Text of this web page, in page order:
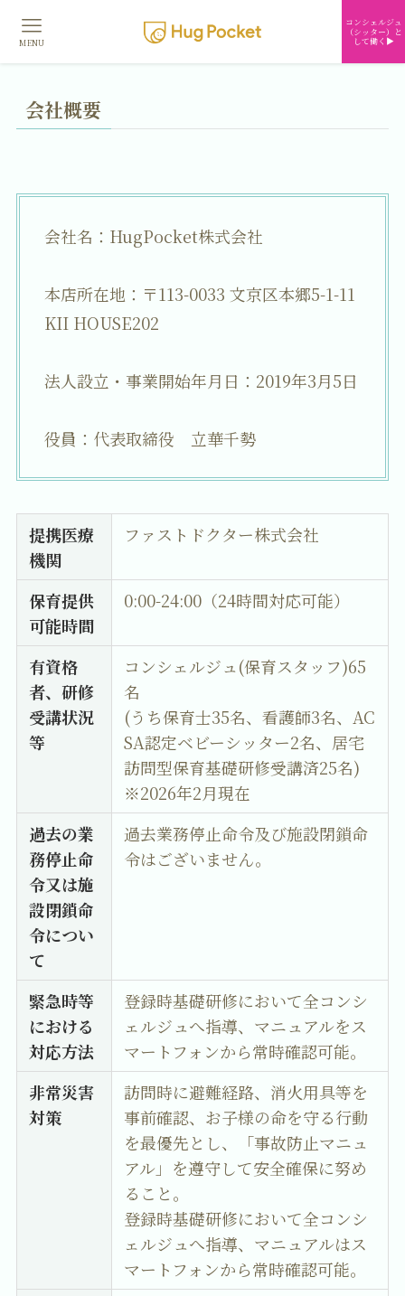
コンシェルジュ
（シッター）と
して働く▶︎
MENU
会社概要
会社名：HugPocket株式会社
本店所在地：〒113-0033 文京区本郷5-1-11
KII HOUSE202
法人設立・事業開始年月日：2019年3月5日
役員：代表取締役 立華千勢
提携医療
機関
ファストドクター株式会社
保育提供
可能時間
0:00-24:00（24時間対応可能）
有資格
者、研修
受講状況
等
コンシェルジュ(保育スタッフ)65
名
(うち保育士35名、看護師3名、AC
SA認定ベビーシッター2名、居宅
訪問型保育基礎研修受講済25名)
※2026年2月現在
過去の業
務停止命
令又は施
設閉鎖命
令につい
て
過去業務停止命令及び施設閉鎖命
令はございません。
緊急時等
における
対応方法
登録時基礎研修において全コンシ
ェルジュへ指導、マニュアルをス
マートフォンから常時確認可能。
非常災害
対策
訪問時に避難経路、消火用具等を
事前確認、お子様の命を守る行動
を最優先とし、「事故防止マニュ
アル」を遵守して安全確保に努め
ること。
登録時基礎研修において全コンシ
ェルジュへ指導、マニュアルはス
マートフォンから常時確認可能。